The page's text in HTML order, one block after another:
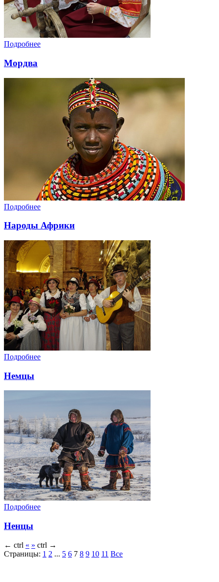
Подробнее
Мордва
Подробнее
Народы Африки
Подробнее
Немцы
Подробнее
Ненцы
← ctrl « » ctrl →
Страницы: 1 2 ... 5 6 7 8 9 10 11 Все